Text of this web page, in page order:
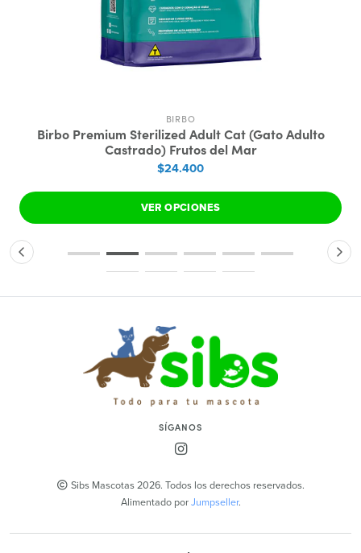
BIRBO
Birbo Premium Sterilized Adult Cat (Gato Adulto
Castrado) Frutos del Mar
$24.400
VER OPCIONES
SÍGANOS
Sibs Mascotas 2026. Todos los derechos reservados.
Alimentado porJumpseller.